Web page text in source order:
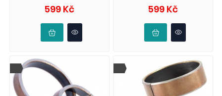
599 KčCena 599 KčCena